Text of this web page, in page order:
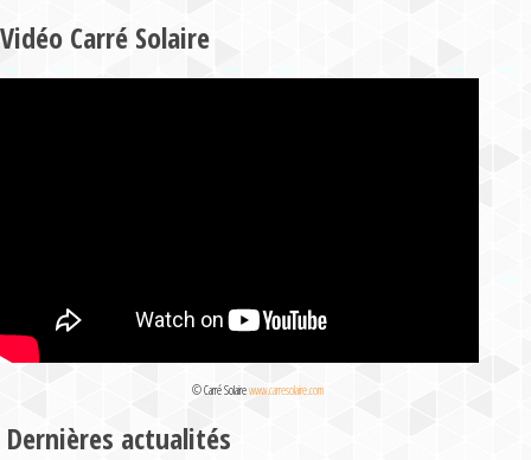
Vidéo Carré Solaire
© Carré Solairewww.carresolaire.com
Dernières actualités